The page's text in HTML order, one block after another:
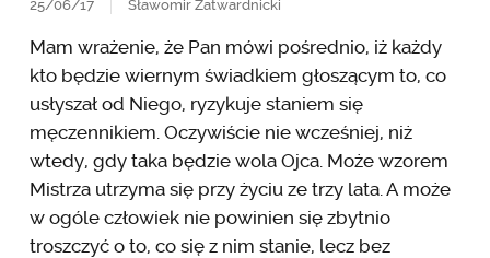
25/06/17 Sławomir Zatwardnicki
Mam wrażenie, że Pan mówi pośrednio, iż każdy
kto będzie wiernym świadkiem głoszącym to, co
usłyszał od Niego, ryzykuje staniem się
męczennikiem. Oczywiście nie wcześniej, niż
wtedy, gdy taka będzie wola Ojca. Może wzorem
Mistrza utrzyma się przy życiu ze trzy lata. A może
w ogóle człowiek nie powinien się zbytnio
troszczyć o to, co się z nim stanie, lecz bez